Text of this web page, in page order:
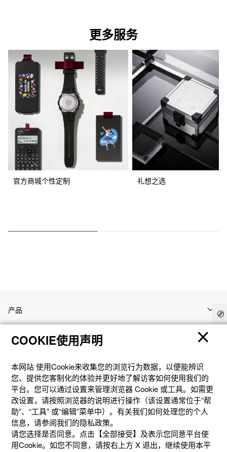
更多服务
官方商城个性定制 礼想之选
产品
客户支持
资讯
社交媒体
COOKIE使用声明
本网站 使⽤Cookie来收集您的浏览⾏为数据，以便能辨识
您、提供您客制化的体验并更好地了解访客如何使⽤我们的
平台。您可以通过设置来管理浏览器 Cookie 或⼯具。如需更
改设置，请按照浏览器的说明进⾏操作（该设置通常位于“帮
助”、“⼯具” 或“编辑”菜单中）。有关我们如何处理您的个⼈
信息，请参阅我们的隐私政策。
请您选择是否同意。点击【全部接受】及表示您同意平台使
用Cookie。如您不同意，请按右上⽅ X 退出，继续使⽤本平